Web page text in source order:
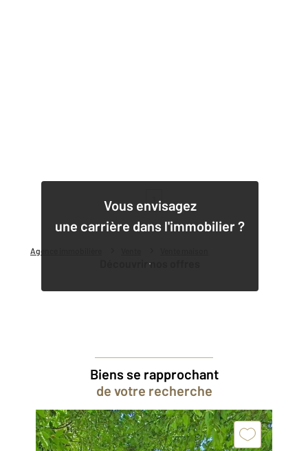
Agence immobilière
Vous envisagez
une carrière dans l'immobilier ?
Découvrir nos offres
1
Biens se rapprochant
de votre recherche